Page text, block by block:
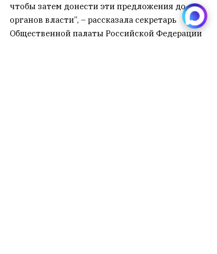
чтобы затем донести эти предложения до
органов власти”, – рассказала секретарь
Общественной палаты Российской Федерации